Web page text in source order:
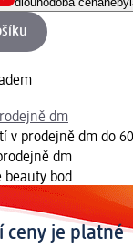
dm
v prodejně dm do
dm
beauty bod
ceny je platné